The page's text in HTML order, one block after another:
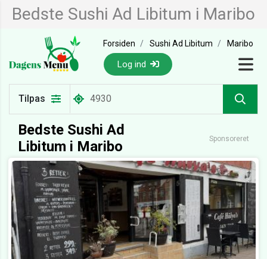
Bedste Sushi Ad Libitum i Maribo
Forsiden Sushi Ad Libitum Maribo
Log ind
Tilpas
Bedste Sushi Ad
Libitum i Maribo
Sponsoreret